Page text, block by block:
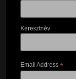
Keresztnév
Email Address *